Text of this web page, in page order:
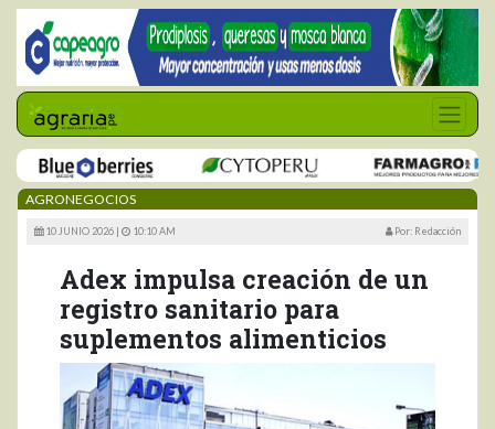
AGRONEGOCIOS
10 JUNIO 2026 | 10:10 AM Por: Redacción
Adex impulsa creación de un
registro sanitario para
suplementos alimenticios